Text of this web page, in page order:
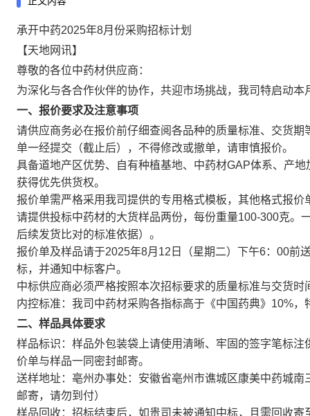
承开中药2025年8月份采购招标计划
【天地网讯】
尊敬的各位中药材供应商：
为深化与各合作伙伴的协作，共迎市场挑战，我司特启动
一、报价要求及注意事项
请供应商务必在报价前仔细查阅各品种的质量标准、交货
单一经提交（截止后），不得修改或撤单，请审慎报价。
具备道地产区优势、自有种植基地、中药材GAP体系、产
获得优先供货权。
报价单需严格采用我司提供的专用格式模板，其他格式报价
请提供投标中药材的大货样品两份，每份重量100-300克。
后续发货比对的标准依据）。
报价单及样品请于2025年8月12日（星期二）下午6：00前
标，并通知中标客户。
中标供应商必须严格按照本次招标要求的质量标准与交货时
内控标准：我司中药材采购各指标高于《中国药典》10%
二、样品具体要求
样品标识：样品外包装袋上请使用清晰、牢固的签字笔标
价单与样品一同密封邮寄。
送样地址：亳州办事处：安徽省亳州市谯城区康美中药城
邮寄，请勿到付）
样品回收：招标结束后，如贵司未被通知中标，且需回收